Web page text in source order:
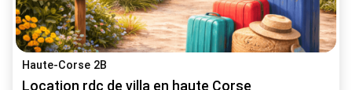
Haute-Corse 2B
Location rdc de villa en haute Corse